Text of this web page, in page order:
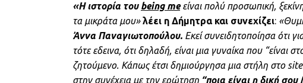
«Η ιστορία του being meείναι πολύ προσωπική,
τα μικράτα μου»λέει η Δήμητρα και συνεχίζει:
Άννα Παναγιωτοπούλου. Εκεί συνειδητοποίησα ότι
τότε εδεινα, ότι δηλαδή, είναι μια γυναίκα που
ζητούμενο. Κάπως έτσι δημιούργησα μια στήλη στο
στην συνέχεια με την ερώτηση “ποια είναι η δική